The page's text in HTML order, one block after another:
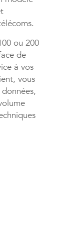
ou 200
de
à vos
vous